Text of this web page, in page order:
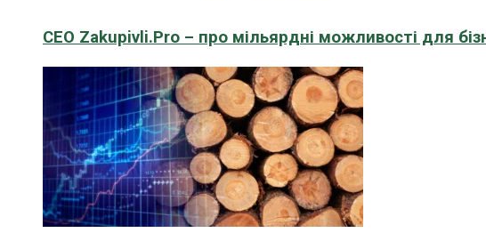
CEO Zakupivli.Pro – про мільярдні можливості для